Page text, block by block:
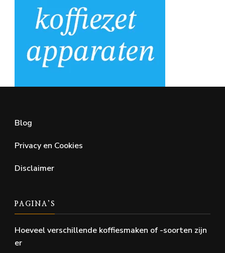
Blog
Privacy en Cookies
Disclaimer
PAGINA’S
Hoeveel verschillende koffiesmaken of -soorten zijn
er